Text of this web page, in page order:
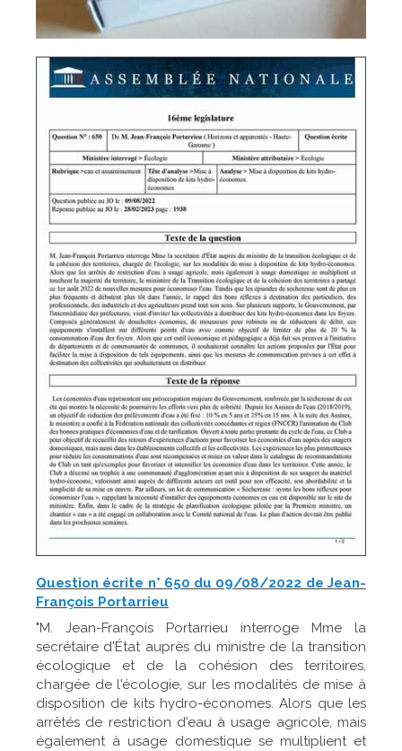
Question écrite n° 650 du 09/08/2022 de Jean-
François Portarrieu
"M. Jean-François Portarrieu interroge Mme la
secrétaire d'État auprès du ministre de la transition
écologique et de la cohésion des territoires,
chargée de l'écologie, sur les modalités de mise à
disposition de kits hydro-économes. Alors que les
arrêtés de restriction d'eau à usage agricole, mais
également à usage domestique se multiplient et